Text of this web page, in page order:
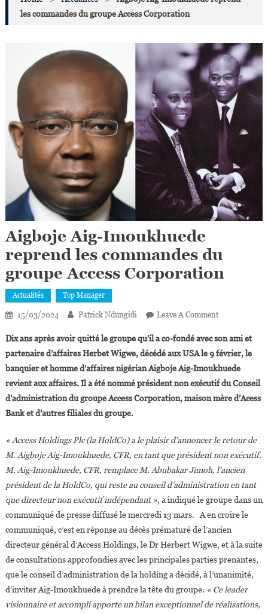
les commandes du groupe Access Corporation
Aigboje Aig-Imoukhuede
reprend les commandes du
groupe Access Corporation
Actualités Top Manager
15/03/2024 Patrick Ndungidi Leave A CommentOn
Aig-
Imoukhuede
Reprend
Les
Commandes
Access
Corporation
Dix ans après avoir quitté le groupe qu’il a co-fondé avec son ami et
partenaire d’affaires Herbet Wigwe, décédé aux USA le 9 février, le
banquier et homme d’affaires nigérian Aigboje Aig-Imoukhuede
revient aux affaires. Il a été nommé président non exécutif du Conseil
d’administration du groupe Access Corporation, maison mère d’Acess
Bank et d’autres filiales du groupe.
« Access Holdings Plc (la HoldCo) a le plaisir d’annoncer le retour de
M. Aigboje Aig-Imoukhuede, CFR, en tant que président non exécutif.
M. Aig-Imoukhuede, CFR, remplace M. Abubakar Jimoh, l’ancien
président de la HoldCo, qui reste au conseil d’administration en tant
que directeur non exécutif indépendant », a indiqué le groupe dans un
communiqué de presse diffusé le mercredi 13 mars. A en croire le
communiqué, c’est en réponse au décès prématuré de l’ancien
directeur général d’Access Holdings, le Dr Herbert Wigwe, et à la suite
de consultations approfondies avec les principales parties prenantes,
que le conseil d’administration de la holding a décidé, à l’unanimité,
d’inviter Aig-Imoukhuede à prendre la tête du groupe. « Ce leader
visionnaire et accompli apporte un bilan exceptionnel de réalisations,